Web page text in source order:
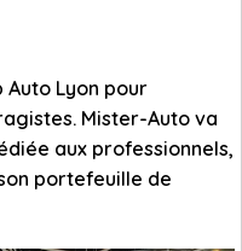
Auto Lyon pour
Mister-Auto va
aux professionnels,
portefeuille de